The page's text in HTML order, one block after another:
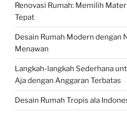
Renovasi Rumah: Memilih
Tepat
Desain Rumah Modern dengan
Menawan
Langkah-langkah Sederhana
Aja dengan Anggaran Terbatas
Desain Rumah Tropis ala